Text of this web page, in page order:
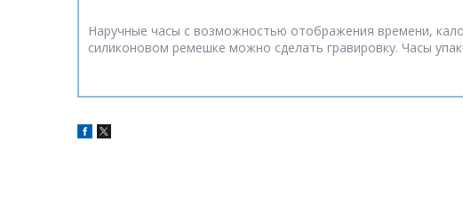
Наручные часы с возможностью отображения времени,
силиконовом ремешке можно сделать гравировку. Часы